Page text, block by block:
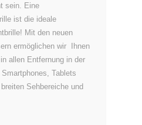
sein. Eine
ist die ideale
Mit den neuen
ermöglichen wir Ihnen
allen Entfernung in der
Tablets
Sehbereiche und